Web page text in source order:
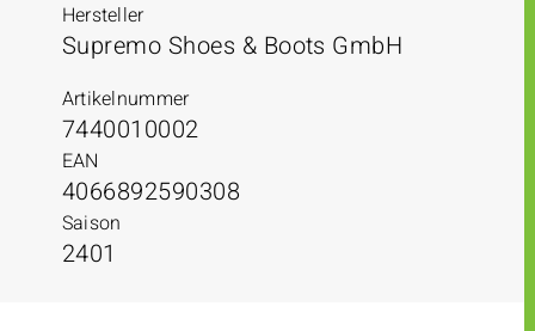
Hersteller
Supremo Shoes & Boots GmbH
Artikelnummer
7440010002
EAN
4066892590308
Saison
2401